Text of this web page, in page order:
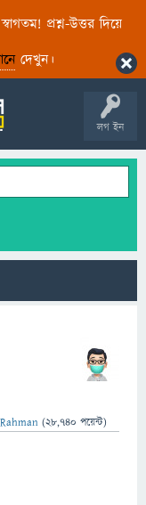
প্রশ্ন-উত্তর দিয়ে
দেখুন।
লগ ইন
(28,740 পয়েন্ট)